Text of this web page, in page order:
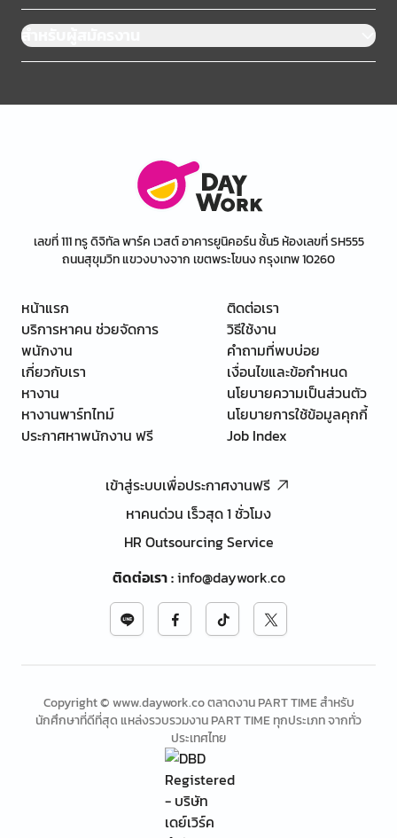
สำหรับผู้สมัครงาน
เลขที่ 111 ทรู ดิจิทัล พาร์ค เวสต์ อาคารยูนิคอร์น ชั้น5 ห้องเลขที่ SH555
ถนนสุขุมวิท แขวงบางจาก เขตพระโขนง กรุงเทพ 10260
หน้าแรก
บริการหาคน ช่วยจัดการ
พนักงาน
เกี่ยวกับเรา
หางาน
หางานพาร์ทไทม์
ประกาศหาพนักงาน ฟรี
ติดต่อเรา
วิธีใช้งาน
คำถามที่พบบ่อย
เงื่อนไขและข้อกำหนด
นโยบายความเป็นส่วนตัว
นโยบายการใช้ข้อมูลคุกกี้
Job Index
เข้าสู่ระบบเพื่อประกาศงานฟรี
หาคนด่วน เร็วสุด 1 ชั่วโมง
HR Outsourcing Service
ติดต่อเรา:info@daywork.co
Copyright © www.daywork.co ตลาดงาน PART TIME สำหรับ
นักศึกษาที่ดีที่สุด แหล่งรวบรวมงาน PART TIME ทุกประเภท จากทั่ว
ประเทศไทย